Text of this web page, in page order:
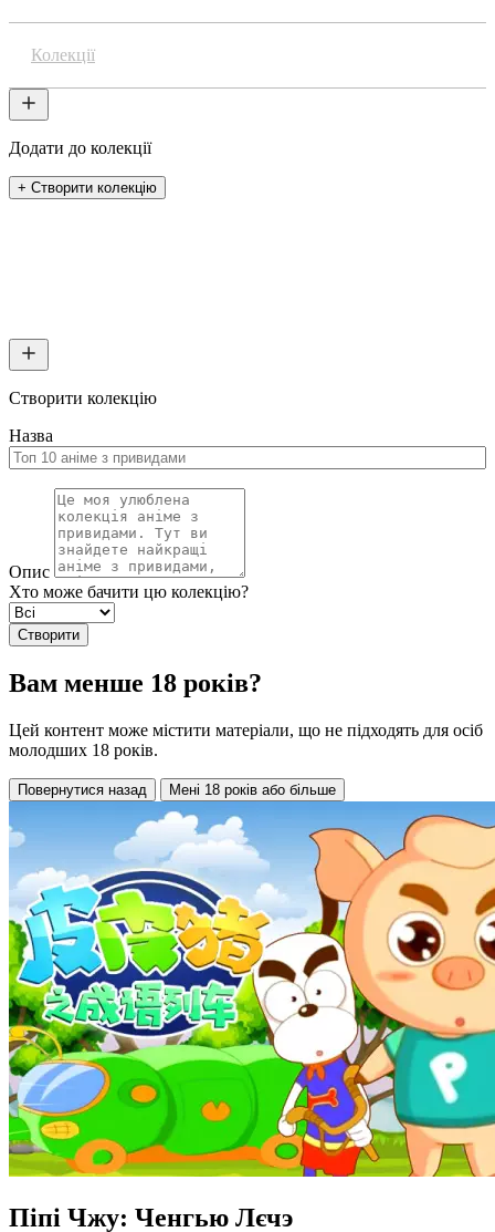
Колекції
Додати до колекції
+ Створити колекцію
Створити колекцію
Назва
Опис
Хто може бачити цю колекцію?
Створити
Вам менше 18 років?
Цей контент може містити матеріали, що не підходять для осіб
молодших 18 років.
Повернутися назад Мені 18 років або більше
Піпі Чжу: Ченгью Лєчэ